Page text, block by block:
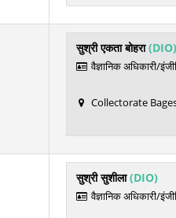
सुश्री एकता बोहरा(DIO)
वैज्ञानिक अधिकारी/
Collectorate
सुश्री सुशीला(DIO)
वैज्ञानिक अधिकारी/